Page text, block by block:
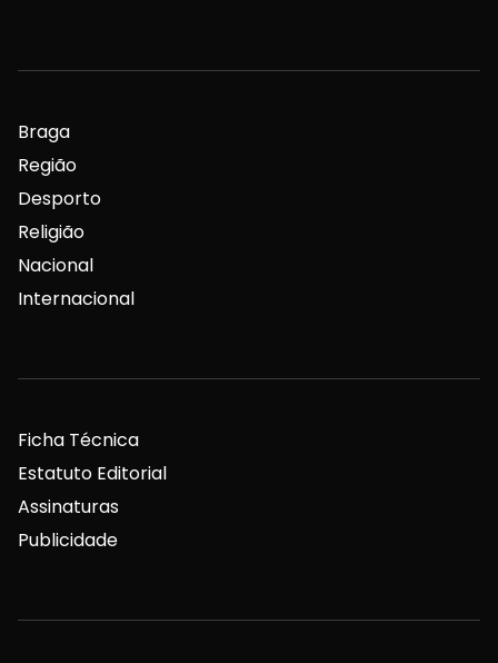
Braga
Região
Desporto
Religião
Nacional
Internacional
Ficha Técnica
Estatuto Editorial
Assinaturas
Publicidade